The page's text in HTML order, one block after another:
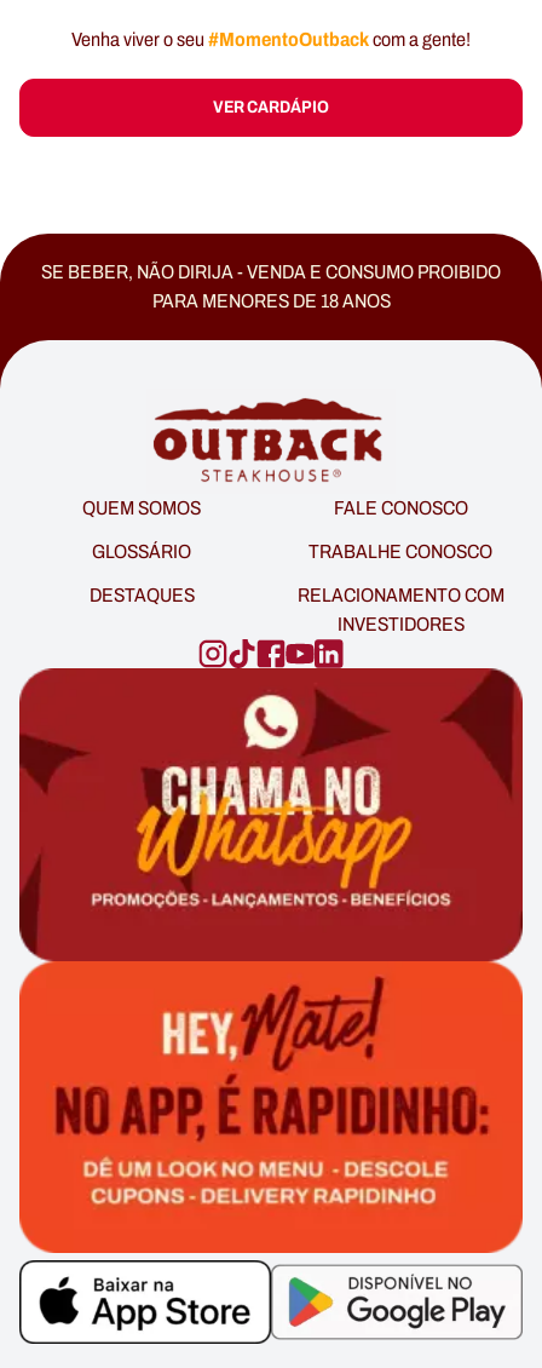
Venha viver o seu#MomentoOutbackcom a gente!
VER CARDÁPIO
SE BEBER, NÃO DIRIJA - VENDA E CONSUMO PROIBIDO
PARA MENORES DE 18 ANOS
QUEM SOMOS
FALE CONOSCO
GLOSSÁRIO
TRABALHE CONOSCO
DESTAQUES
RELACIONAMENTO COM
INVESTIDORES